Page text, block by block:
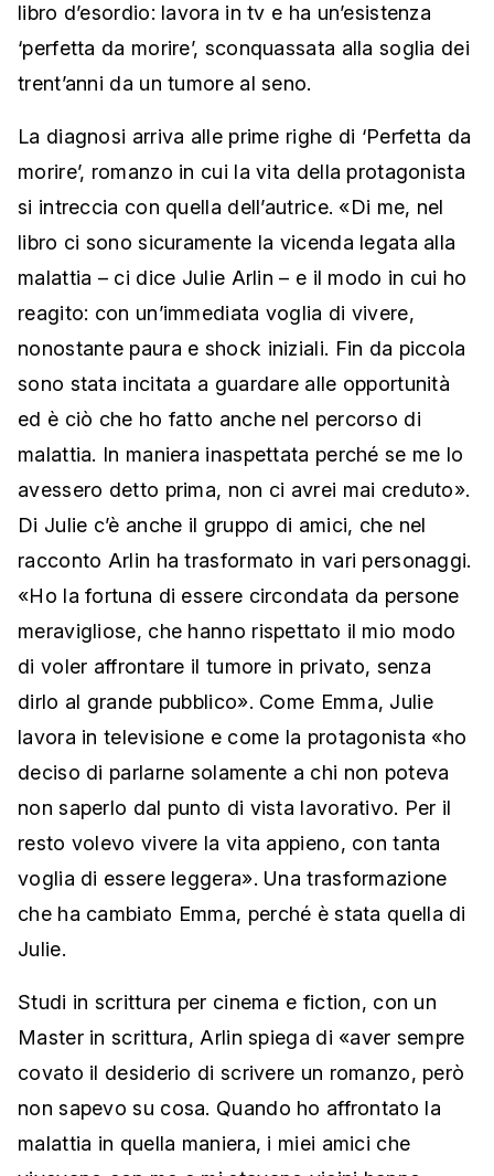
libro d’esordio: lavora in tv e ha un’esistenza
‘perfetta da morire’, sconquassata alla soglia dei
trent’anni da un tumore al seno.
La diagnosi arriva alle prime righe di ‘Perfetta da
morire’, romanzo in cui la vita della protagonista
si intreccia con quella dell’autrice. «Di me, nel
libro ci sono sicuramente la vicenda legata alla
malattia – ci dice Julie Arlin – e il modo in cui ho
reagito: con un’immediata voglia di vivere,
nonostante paura e shock iniziali. Fin da piccola
sono stata incitata a guardare alle opportunità
ed è ciò che ho fatto anche nel percorso di
malattia. In maniera inaspettata perché se me lo
avessero detto prima, non ci avrei mai creduto».
Di Julie c’è anche il gruppo di amici, che nel
racconto Arlin ha trasformato in vari personaggi.
«Ho la fortuna di essere circondata da persone
meravigliose, che hanno rispettato il mio modo
di voler affrontare il tumore in privato, senza
dirlo al grande pubblico». Come Emma, Julie
lavora in televisione e come la protagonista «ho
deciso di parlarne solamente a chi non poteva
non saperlo dal punto di vista lavorativo. Per il
resto volevo vivere la vita appieno, con tanta
voglia di essere leggera». Una trasformazione
che ha cambiato Emma, perché è stata quella di
Julie.
Studi in scrittura per cinema e fiction, con un
Master in scrittura, Arlin spiega di «aver sempre
covato il desiderio di scrivere un romanzo, però
non sapevo su cosa. Quando ho affrontato la
malattia in quella maniera, i miei amici che